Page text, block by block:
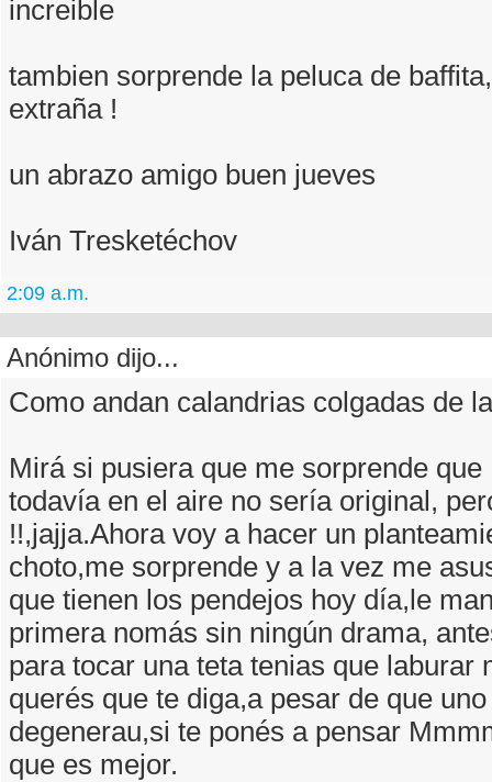
increible
tambien sorprende la peluca de
extraña !
un abrazo amigo buen jueves
Iván Tresketéchov
2:09 a.m.
Anónimo dijo...
Como andan calandrias colgadas de
Mirá si pusiera que me sorprende que
todavía en el aire no sería original,
!!,jajja.Ahora voy a hacer un
choto,me sorprende y a la vez me
que tienen los pendejos hoy día,le
primera nomás sin ningún drama,
para tocar una teta tenias que laburar
querés que te diga,a pesar de que
degenerau,si te ponés a pensar
que es mejor.